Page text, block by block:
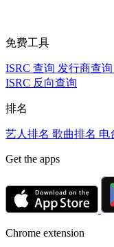
免费工具
ISRC 查询 发行商查询
ISRC 反向查询
排名
艺人排名 歌曲排名 电
Get the apps
Chrome extension